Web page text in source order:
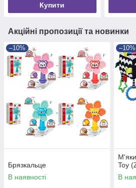
Купити
Акційні пропозиції та новинки
–10%
Брязкальце
В наявності
–10%
Toy
В